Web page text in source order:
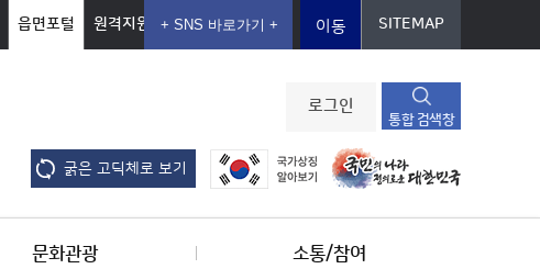
읍면포털 원격지원 이동 SITEMAP
로그인
통합 검색창
굵은 고딕체로 보기
문화관광 소통/참여